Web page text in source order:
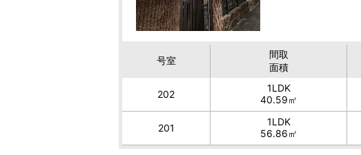
号室
間取
面積
202
1LDK
40.59㎡
201
1LDK
56.86㎡